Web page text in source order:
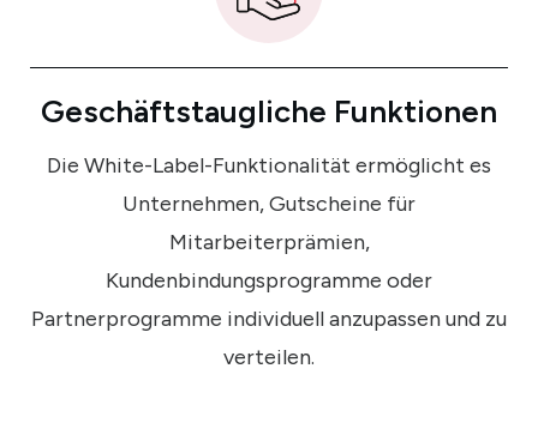
Geschäftstaugliche Funktionen
Die White-Label-Funktionalität ermöglicht es
Unternehmen, Gutscheine für
Mitarbeiterprämien,
Kundenbindungsprogramme oder
Partnerprogramme individuell anzupassen und zu
verteilen.